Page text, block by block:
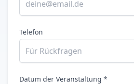
Telefon
Datum der Veranstaltung *